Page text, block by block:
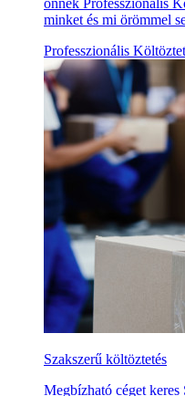
önnek Professzionális
minket és mi örömmel
Professzionális
Szakszerű költöztetés
Megbízható céget keres